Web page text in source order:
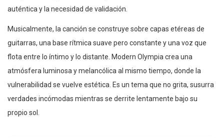
auténtica y la necesidad de validación.
Musicalmente, la canción se construye sobre capas etéreas de
guitarras, una base rítmica suave pero constante y una voz que
flota entre lo íntimo y lo distante. Modern Olympia crea una
atmósfera luminosa y melancólica al mismo tiempo, donde la
vulnerabilidad se vuelve estética. Es un tema que no grita, susurra
verdades incómodas mientras se derrite lentamente bajo su
propio sol.